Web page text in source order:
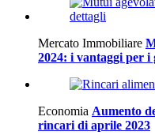
Mercato Immobiliare
2024: i vantaggi per i
Economia Aumento
rincari di aprile 2023